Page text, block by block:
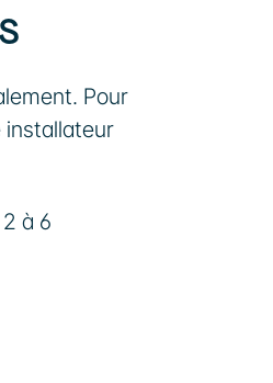
Pour
installateur
à 6